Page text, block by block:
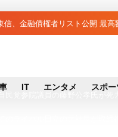
信、金融債権者リスト公開 最
東信、債権者63金融機関リスト
IT エンタメ スポー